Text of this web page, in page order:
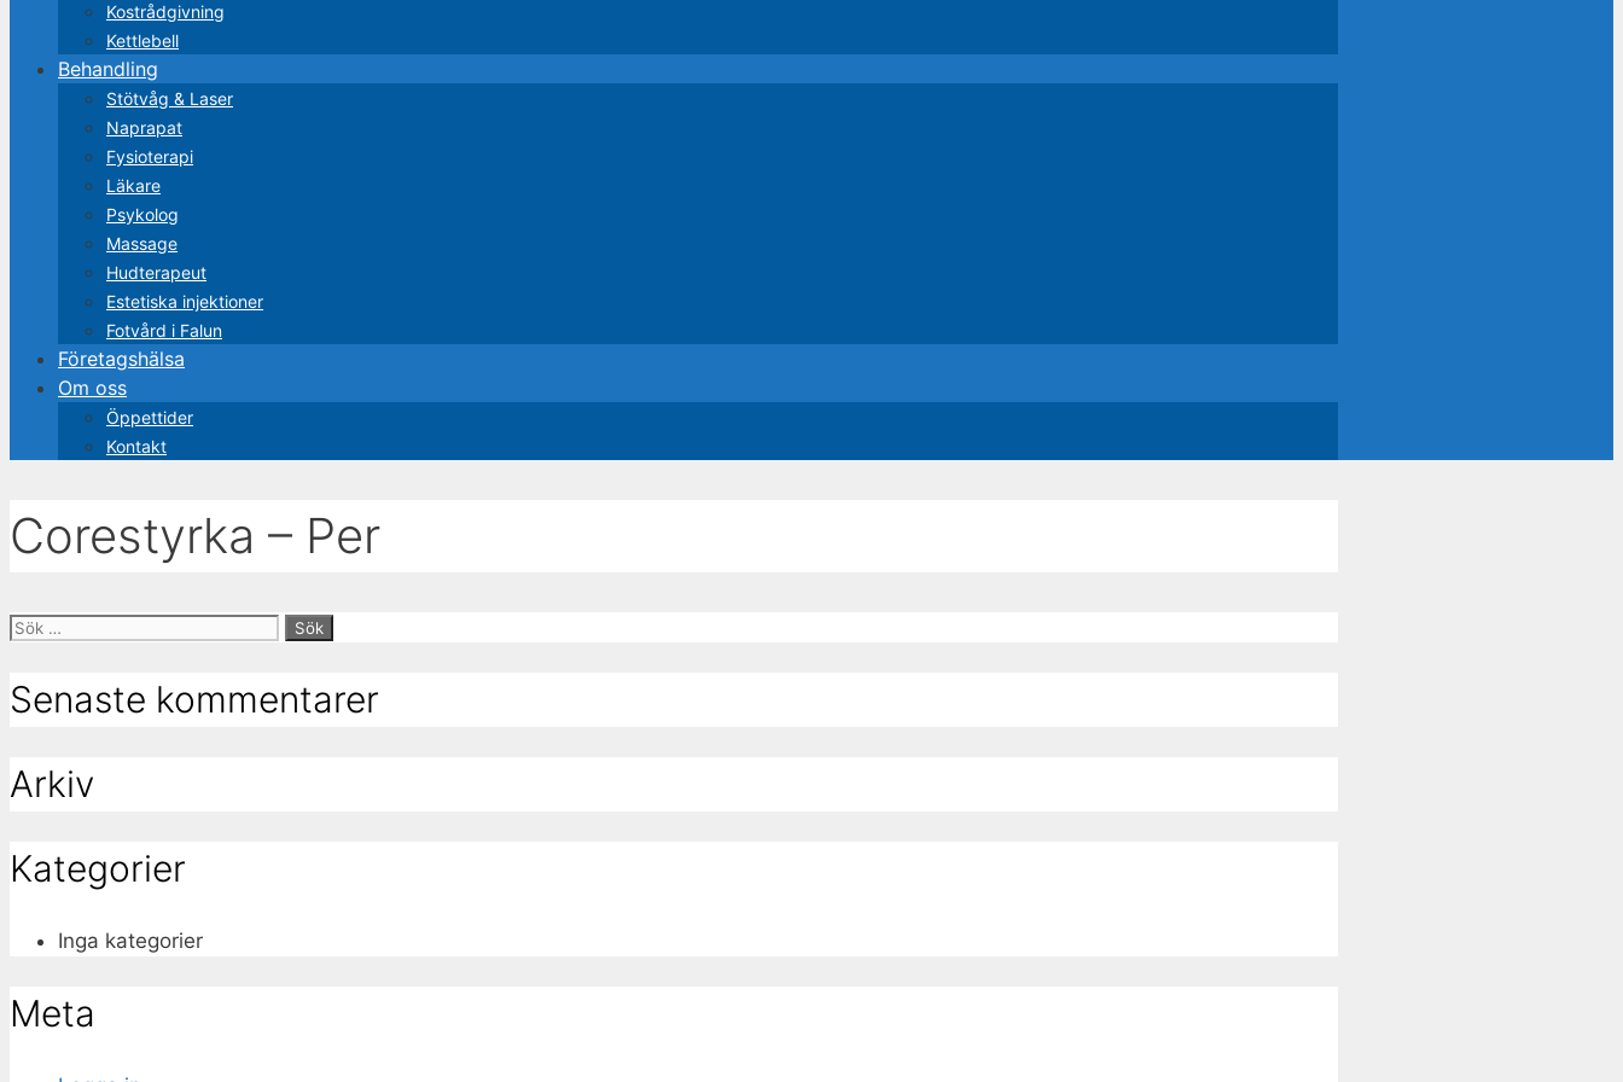
Kost­rådgivning
Kettlebell
Behandling
Stötvåg & Laser
Naprapat
Fysioterapi
Läkare
Psykolog
Massage
Hudterapeut
Estetiska injektioner
Fotvård i Falun
Företagshälsa
Om oss
Öppettider
Kontakt
Corestyrka – Per
Sök
Senaste kommentarer
Arkiv
Kategorier
Inga kategorier
Meta